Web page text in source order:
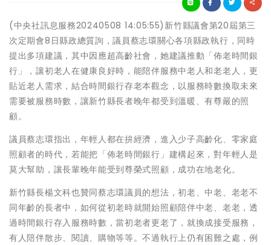
(中央社訊息服務20240508 14:05:55)新竹縣議會第20屆第三
次定期會8日縣政總質詢，議員蔡志環關心各項縣政執行，同時
提出多項建議，其中因應超高齡社會，她建議推動「佈老時間銀
行」，讓初老人在健康良好時，能陪伴服務中老人和老老人，更
貼近老人需求，結合時間銀行存老本觀念，以服務時數換取未來
需要被服務時數，讓新竹縣長者晚年都受到溫暖、有尊嚴的照
顧。
議員蔡志環指出，年輕人都在拚經濟，進入少子高齡化、零家庭
照顧者的時代，若能把「佈老時間銀行」建構起來，對年輕人是
莫大幫助，讓長輩晚年能受到尊榮式照顧，成功在地老化。
新竹縣長楊文科也贊同蔡志環議員的想法，初老、中老、老老不
同年齡的長者中，如何從初老時就開始照顧陪伴中老、老老，透
過時間銀行存入服務時數，當初老者更老了，就換成接受服務，
有人陪伴散步、閱讀、購物等等。不過執行上仍有困難之處，例